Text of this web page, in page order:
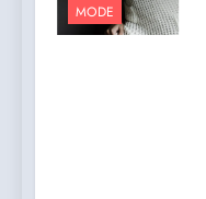
MODE